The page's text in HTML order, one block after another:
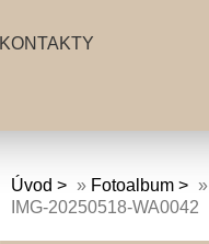
KONTAKTY
Úvod » Fotoalbum »
IMG-20250518-WA0042